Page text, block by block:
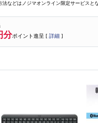
などはノジマオンライン限定サービスと
分ポイント進呈 [ 詳細 ]